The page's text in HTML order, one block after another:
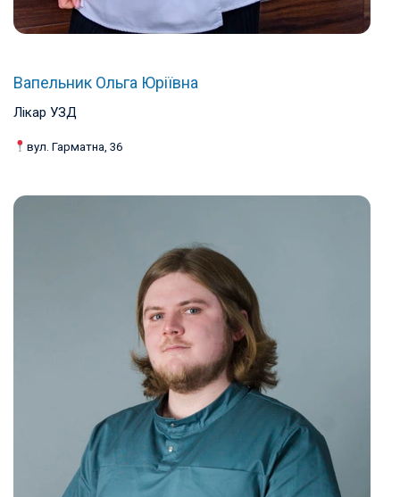
Вапельник Ольга Юріївна
Лікар УЗД
вул. Гарматна, 36